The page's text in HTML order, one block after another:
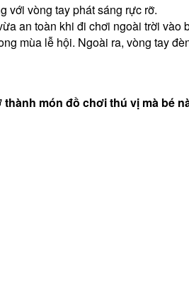
với vòng tay phát sáng rực rỡ.
an toàn khi đi chơi ngoài trời vào
mùa lễ hội. Ngoài ra, vòng tay
món đồ chơi thú vị mà bé